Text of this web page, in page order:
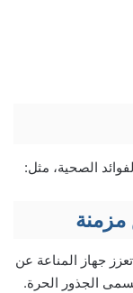
الصحية، مثل:
جهاز المناعة عن
الجذور الحرة.